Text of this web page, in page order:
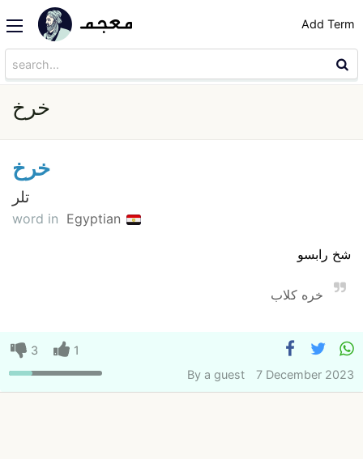
Add Term
خرخ
خرخ
تلر
word in Egyptian
شخ رابسو
خره كلاب
3
1
By a guest 7 December 2023